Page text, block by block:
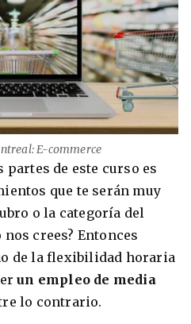
E-commerce
partes de este curso es
que te serán muy
o la categoría del
nos crees? Entonces
de la flexibilidad horaria
un empleo de media
lo contrario.